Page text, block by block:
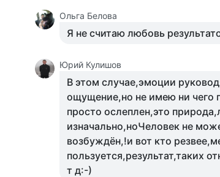
Ольга Белова
Я не считаю любовь
Юрий Кулишов
В этом случае,эмоции
ощущение,но не имею ни чего
просто ослеплен,это
изначально,ноЧеловек не
возбуждён,!и вот кто
пользуется,результат,таких
т д:-)